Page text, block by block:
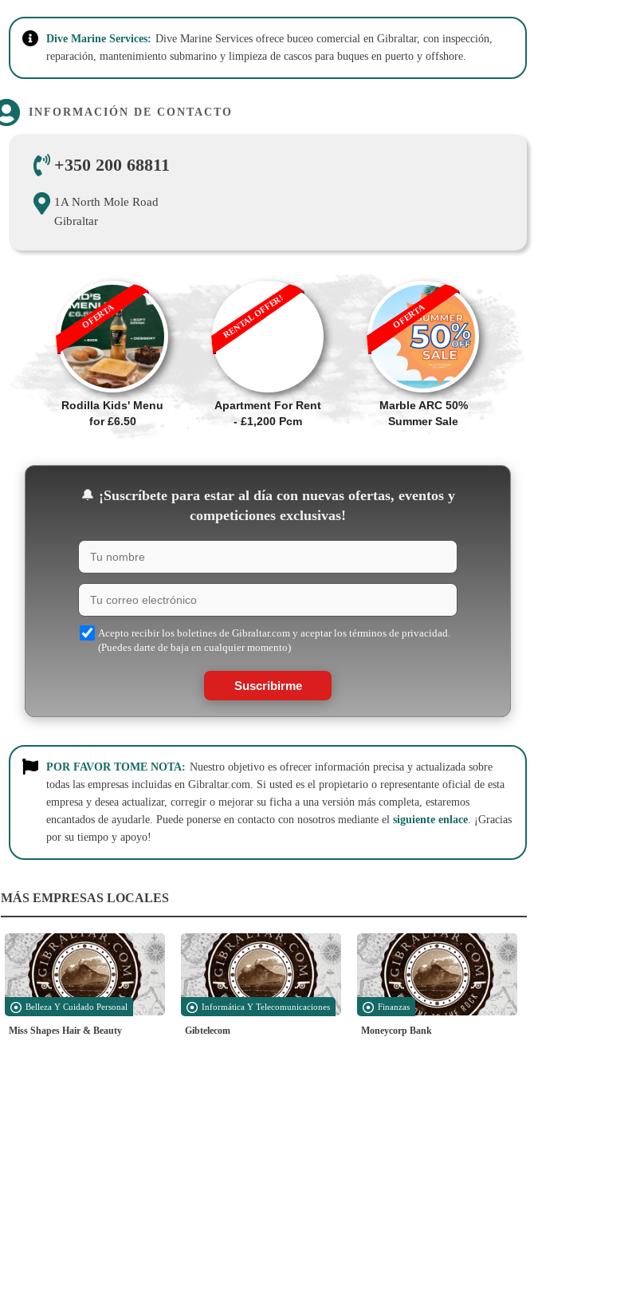
Dive Marine Services: Dive Marine Services ofrece buceo comercial en Gibraltar, con inspección,
reparación, mantenimiento submarino y limpieza de cascos para buques en puerto y offshore.
INFORMACIÓN DE CONTACTO
+350 200 68811
1A North Mole Road
Gibraltar
Rodilla Kids' Menu
for £6.50
OFERTA
Apartment For Rent
- £1,200 Pcm
RENTAL OFFER!
Marble ARC 50%
Summer Sale
OFERTA
🔔 ¡Suscríbete para estar al día con nuevas ofertas, eventos y
competiciones exclusivas!
Acepto recibir los boletines de Gibraltar.com y aceptar los términos de privacidad.
(Puedes darte de baja en cualquier momento)
Suscribirme
POR FAVOR TOME NOTA: Nuestro objetivo es ofrecer información precisa y actualizada sobre
todas las empresas incluidas en Gibraltar.com. Si usted es el propietario o representante oficial de esta
empresa y desea actualizar, corregir o mejorar su ficha a una versión más completa, estaremos
encantados de ayudarle. Puede ponerse en contacto con nosotros mediante el siguiente enlace. ¡Gracias
por su tiempo y apoyo!
MÁS EMPRESAS LOCALES
Belleza Y Cuidado Personal
Miss Shapes Hair & Beauty
Informática Y Telecomunicaciones
Gibtelecom
Finanzas
Moneycorp Bank